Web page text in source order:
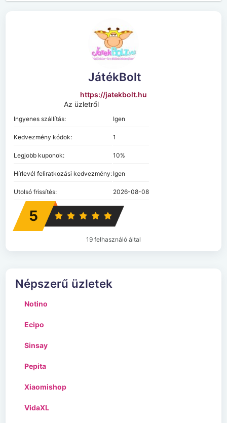
JátékBolt
https://jatekbolt.hu
Az üzletről
Ingyenes szállítás: Igen
Kedvezmény kódok: 1
Legjobb kuponok: 10%
Hírlevél feliratkozási kedvezmény: Igen
Utolsó frissítés: 2026-08-08
5
19 felhasználó által
Népszerű üzletek
Notino
Ecipo
Sinsay
Pepita
Xiaomishop
VidaXL